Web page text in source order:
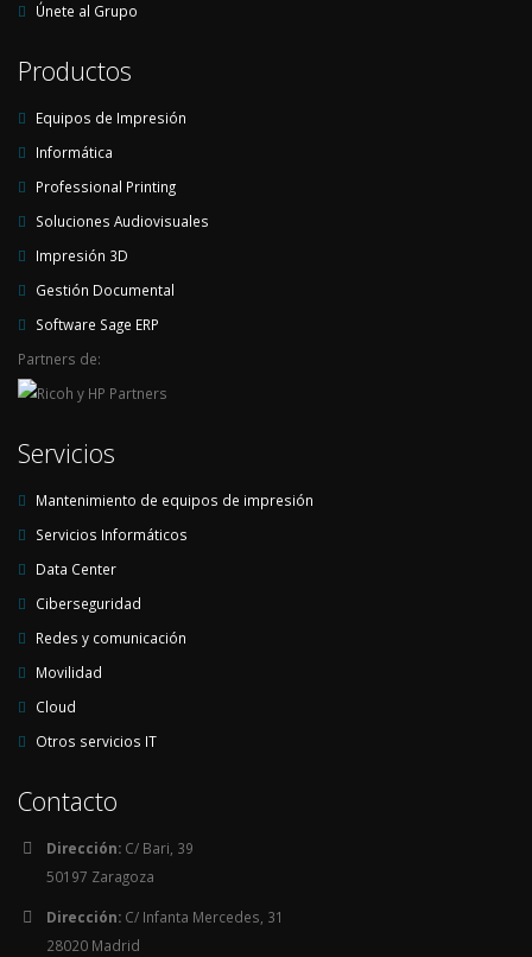
Únete al Grupo
Productos
Equipos de Impresión
Informática
Professional Printing
Soluciones Audiovisuales
Impresión 3D
Gestión Documental
Software Sage ERP
Partners de:
Servicios
Mantenimiento de equipos de impresión
Servicios Informáticos
Data Center
Ciberseguridad
Redes y comunicación
Movilidad
Cloud
Otros servicios IT
Contacto
Dirección: C/ Bari, 39
50197 Zaragoza
Dirección: C/ Infanta Mercedes, 31
28020 Madrid